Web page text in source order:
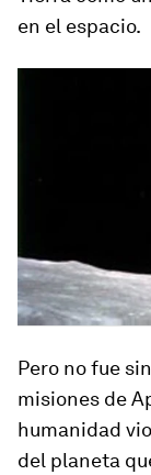
en el espacio.
Pero no fue
misiones de
humanidad
del planeta